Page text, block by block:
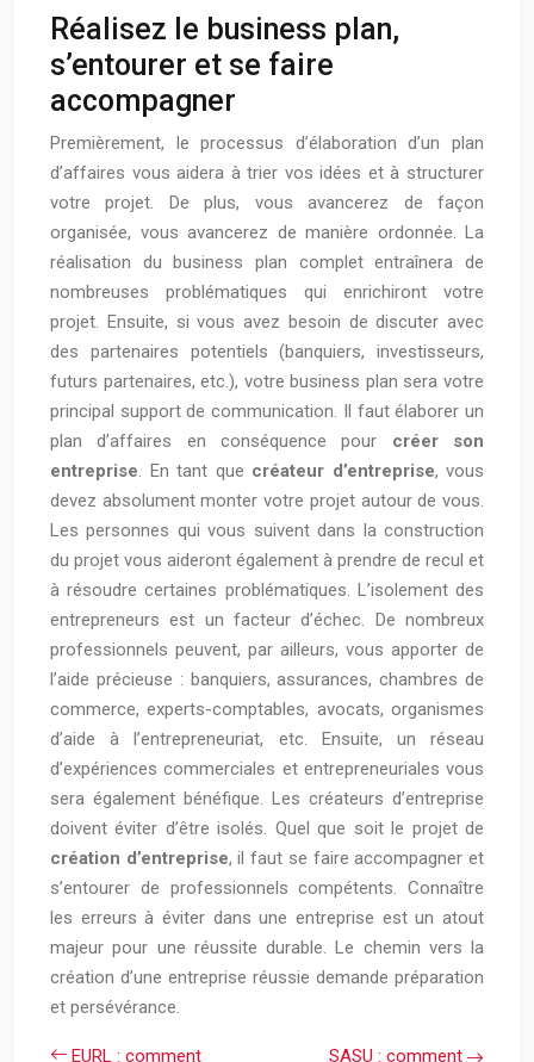
Réalisez le business plan,
s’entourer et se faire
accompagner
Premièrement, le processus d’élaboration d’un plan
d’affaires vous aidera à trier vos idées et à structurer
votre projet. De plus, vous avancerez de façon
organisée, vous avancerez de manière ordonnée. La
réalisation du business plan complet entraînera de
nombreuses problématiques qui enrichiront votre
projet. Ensuite, si vous avez besoin de discuter avec
des partenaires potentiels (banquiers, investisseurs,
futurs partenaires, etc.), votre business plan sera votre
principal support de communication. Il faut élaborer un
plan d’affaires en conséquence pour créer son
entreprise . En tant que créateur d’entreprise, vous
devez absolument monter votre projet autour de vous.
Les personnes qui vous suivent dans la construction
du projet vous aideront également à prendre de recul et
à résoudre certaines problématiques. L’isolement des
entrepreneurs est un facteur d’échec. De nombreux
professionnels peuvent, par ailleurs, vous apporter de
l’aide précieuse : banquiers, assurances, chambres de
commerce, experts-comptables, avocats, organismes
d’aide à l’entrepreneuriat, etc. Ensuite, un réseau
d’expériences commerciales et entrepreneuriales vous
sera également bénéfique. Les créateurs d’entreprise
doivent éviter d’être isolés. Quel que soit le projet de
création d’entreprise, il faut se faire accompagner et
s’entourer de professionnels compétents. Connaître
les erreurs à éviter dans une entreprise est un atout
majeur pour une réussite durable. Le chemin vers la
création d’une entreprise réussie demande préparation
et persévérance.
EURL : comment
SASU : comment